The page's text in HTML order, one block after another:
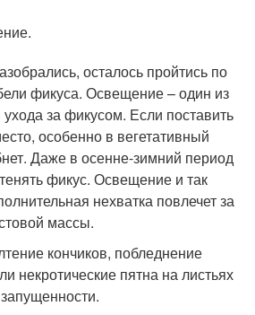
осталось пройтись по
фикуса. Освещение – один из
за фикусом. Если поставить
особенно в вегетативный
Даже в осенне-зимний период
фикус. Освещение и так
нехватка повлечет за
массы.
кончиков, побледнение
некротические пятна на листьях